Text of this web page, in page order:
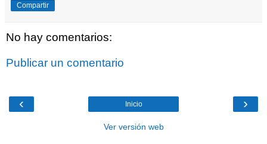
Compartir
No hay comentarios:
Publicar un comentario
‹ ›
Inicio
Ver versión web